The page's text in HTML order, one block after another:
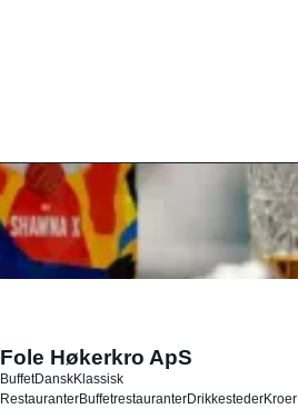
Fole Høkerkro ApS
BuffetDanskKlassisk
RestauranterBuffetrestauranterDrikkestederKroer